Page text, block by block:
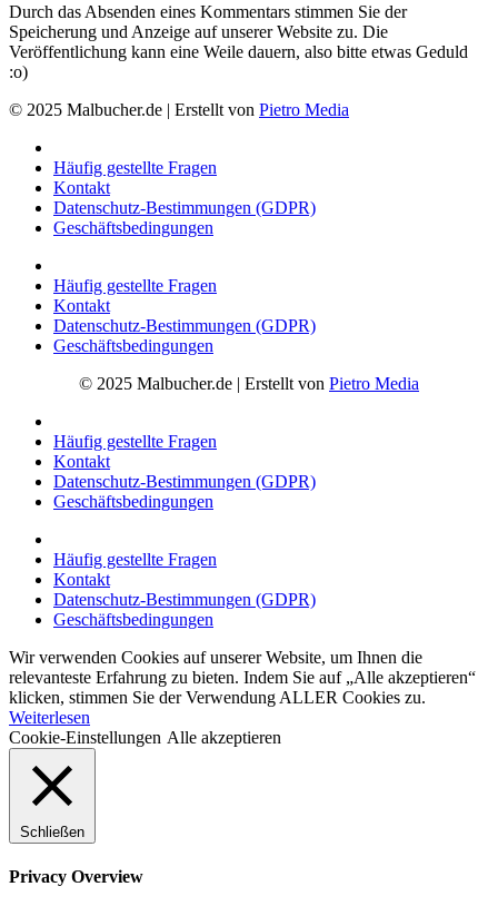
Durch das Absenden eines Kommentars stimmen Sie der
Speicherung und Anzeige auf unserer Website zu. Die
Veröffentlichung kann eine Weile dauern, also bitte etwas Geduld
:o)
© 2025 Malbucher.de | Erstellt von Pietro Media
Häufig gestellte Fragen
Kontakt
Datenschutz-Bestimmungen (GDPR)
Geschäftsbedingungen
Häufig gestellte Fragen
Kontakt
Datenschutz-Bestimmungen (GDPR)
Geschäftsbedingungen
© 2025 Malbucher.de | Erstellt von Pietro Media
Häufig gestellte Fragen
Kontakt
Datenschutz-Bestimmungen (GDPR)
Geschäftsbedingungen
Häufig gestellte Fragen
Kontakt
Datenschutz-Bestimmungen (GDPR)
Geschäftsbedingungen
Wir verwenden Cookies auf unserer Website, um Ihnen die
relevanteste Erfahrung zu bieten. Indem Sie auf „Alle akzeptieren“
klicken, stimmen Sie der Verwendung ALLER Cookies zu.
Weiterlesen
Cookie-Einstellungen Alle akzeptieren
Schließen
Privacy Overview